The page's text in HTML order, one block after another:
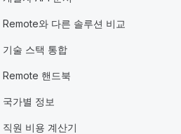
Remote와 다른 솔루션 비교
기술 스택 통합
Remote 핸드북
국가별 정보
직원 비용 계산기